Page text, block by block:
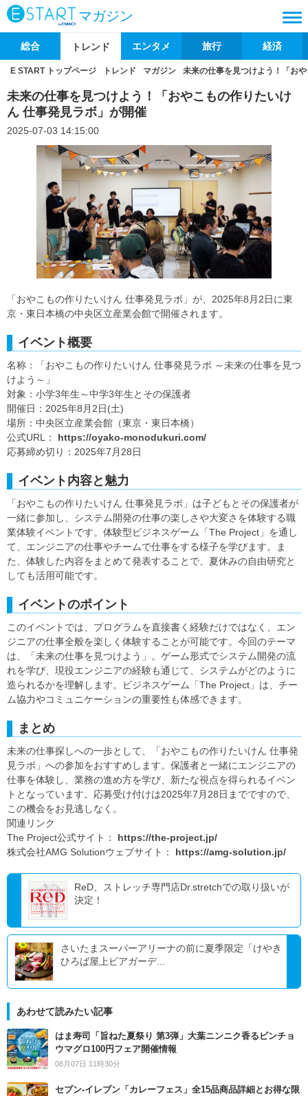
マガジン
総合 トレンド エンタメ 旅行 経済
E START トップページ トレンド マガジン 未来の仕事を見つけよう！「お
未来の仕事を見つけよう！「おやこもの作りたいけ
ん 仕事発見ラボ」が開催
2025-07-03 14:15:00
「おやこもの作りたいけん 仕事発見ラボ」が、2025年8月2日に東
京・東日本橋の中央区立産業会館で開催されます。
イベント概要
名称：「おやこもの作りたいけん 仕事発見ラボ ～未来の仕事を見つ
けよう～」
対象：小学3年生～中学3年生とその保護者
開催日：2025年8月2日(土)
場所：中央区立産業会館（東京・東日本橋）
公式URL： https://oyako-monodukuri.com/
応募締め切り：2025年7月28日
イベント内容と魅力
「おやこもの作りたいけん 仕事発見ラボ」は子どもとその保護者が
一緒に参加し、システム開発の仕事の楽しさや大変さを体験する職
業体験イベントです。体験型ビジネスゲーム「The Project」を通し
て、エンジニアの仕事やチームで仕事をする様子を学びます。ま
た、体験した内容をまとめて発表することで、夏休みの自由研究と
しても活用可能です。
イベントのポイント
このイベントでは、プログラムを直接書く経験だけではなく、エン
ジニアの仕事全般を楽しく体験することが可能です。今回のテーマ
は、「未来の仕事を見つけよう」。ゲーム形式でシステム開発の流
れを学び、現役エンジニアの経験も通じて、システムがどのように
造られるかを理解します。ビジネスゲーム「The Project」は、チー
ム協力やコミュニケーションの重要性も体感できます。
まとめ
未来の仕事探しへの一歩として、「おやこもの作りたいけん 仕事発
見ラボ」への参加をおすすめします。保護者と一緒にエンジニアの
仕事を体験し、業務の進め方を学び、新たな視点を得られるイベン
トとなっています。応募受け付けは2025年7月28日までですので、
この機会をお見逃しなく。
関連リンク
The Project公式サイト： https://the-project.jp/
株式会社AMG Solutionウェブサイト： https://amg-solution.jp/
ReD、ストレッチ専門店Dr.stretchでの取り扱いが
決定！
さいたまスーパーアリーナの前に夏季限定「けやき
ひろば屋上ビアガーデ...
あわせて読みたい記事
はま寿司「旨ねた夏祭り 第3弾」大葉ニンニク香るビンチョ
ウマグロ100円フェア開催情報
08月07日 11時30分
セブン‐イレブン「カレーフェス」全15品商品詳細とお得な限